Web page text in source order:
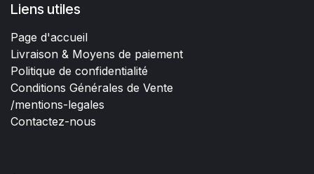
Liens utiles
Page d'accueil
Livraison & Moyens de paiement
Politique de confidentialité
Conditions Générales de Vente
/mentions-legales
Contactez-nous